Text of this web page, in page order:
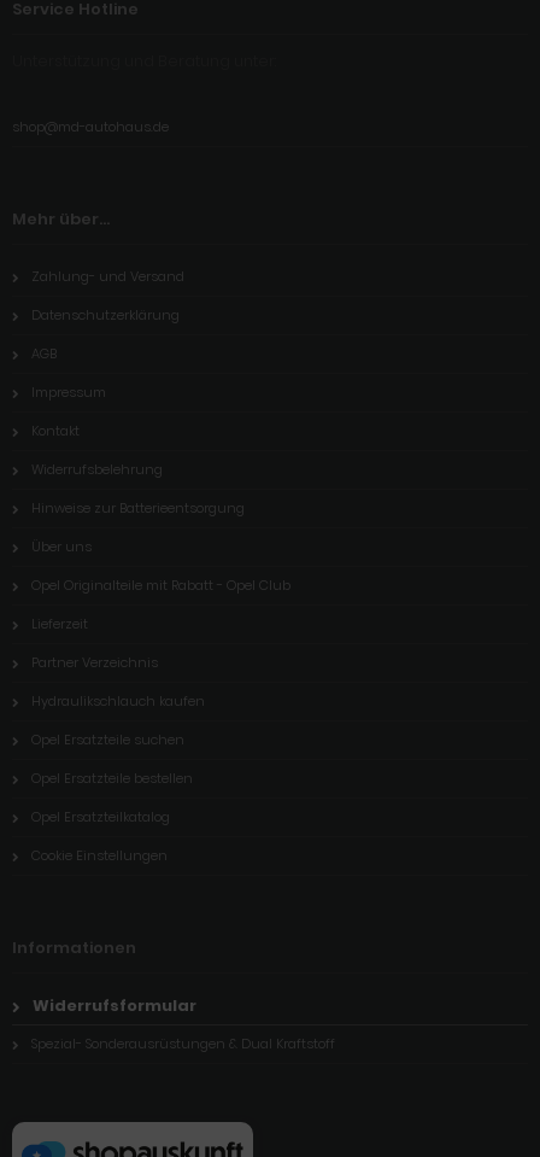
Service Hotline
shop@md-autohaus.de
Mehr über...
Zahlung- und Versand
Datenschutzerklärung
AGB
Impressum
Kontakt
Widerrufsbelehrung
Hinweise zur Batterieentsorgung
Über uns
Opel Originalteile mit Rabatt - Opel Club
Lieferzeit
Partner Verzeichnis
Hydraulikschlauch kaufen
Opel Ersatzteile suchen
Opel Ersatzteile bestellen
Opel Ersatzteilkatalog
Cookie Einstellungen
Informationen
Widerrufsformular
Spezial- Sonderausrüstungen & Dual Kraftstoff